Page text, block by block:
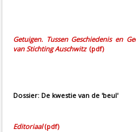
Getuigen. Tussen Geschiedenis en
van Stichting Auschwitz(pdf)
Dossier: De kwestie van de 'beul'
Editoriaal(pdf)